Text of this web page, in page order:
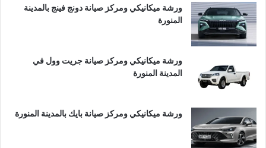
ورشة ميكانيكي ومركز صيانة دونج فينج بالمدينة
المنورة
ورشة ميكانيكي ومركز صيانة جريت وول في
المدينة المنورة
ورشة ميكانيكي ومركز صيانة بايك بالمدينة المنورة